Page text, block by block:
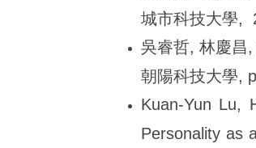
城市科技大學,
吳睿哲, 林慶昌
朝陽科技大學,
Kuan-Yun Lu,
Personality as